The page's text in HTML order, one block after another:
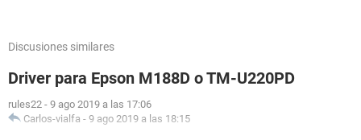
Discusiones similares
Driver para Epson M188D o TM-U220PD
rules22 - 9 ago 2019 a las 17:06
Carlos-vialfa - 9 ago 2019 a las 18:15